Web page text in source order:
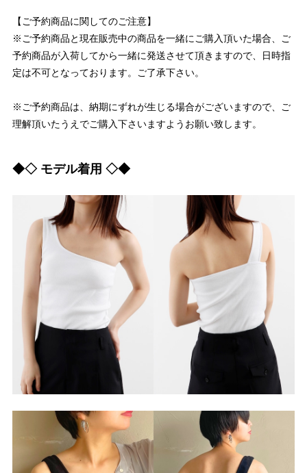
【ご予約商品に関してのご注意】
※ご予約商品と現在販売中の商品を一緒にご購入頂いた場合、ご
予約商品が入荷してから一緒に発送させて頂きますので、日時指
定は不可となっております。ご了承下さい。
※ご予約商品は、納期にずれが生じる場合がございますので、ご
理解頂いたうえでご購入下さいますようお願い致します。
◆◇ モデル着用 ◇◆